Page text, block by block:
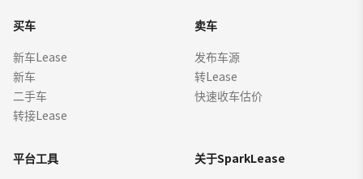
买车
新车Lease
新车
二手车
转接Lease
卖车
发布车源
转Lease
快速收车估价
平台工具
关于SparkLease